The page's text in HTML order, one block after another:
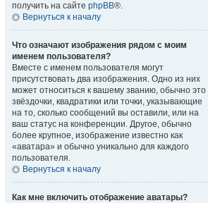
получить на сайте phpBB®.
Вернуться к началу
Что означают изображения рядом с моим
именем пользователя?
Вместе с именем пользователя могут
присутствовать два изображения. Одно из них
может относиться к вашему званию, обычно это
звёздочки, квадратики или точки, указывающие
на то, сколько сообщений вы оставили, или на
ваш статус на конференции. Другое, обычно
более крупное, изображение известно как
«аватара» и обычно уникально для каждого
пользователя.
Вернуться к началу
Как мне включить отображение аватары?